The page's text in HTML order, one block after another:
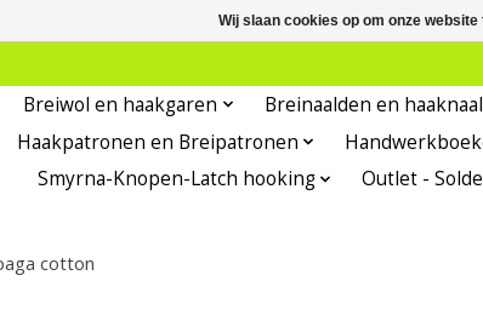
Breiwol en haakgaren Breinaalden en
Haakpatronen en Breipatronen
Smyrna-Knopen-Latch hooking
Outlet -
cotton
Wij slaan cookies op om onze